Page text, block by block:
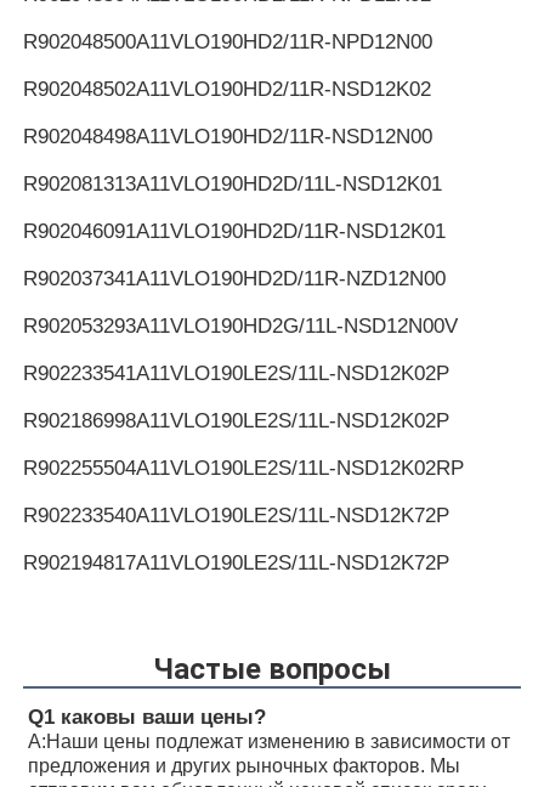
R902048500A11VLO190HD2/11R-NPD12N00
R902048502A11VLO190HD2/11R-NSD12K02
R902048498A11VLO190HD2/11R-NSD12N00
R902081313A11VLO190HD2D/11L-NSD12K01
R902046091A11VLO190HD2D/11R-NSD12K01
R902037341A11VLO190HD2D/11R-NZD12N00
R902053293A11VLO190HD2G/11L-NSD12N00V
R902233541A11VLO190LE2S/11L-NSD12K02P
R902186998A11VLO190LE2S/11L-NSD12K02P
R902255504A11VLO190LE2S/11L-NSD12K02RP
R902233540A11VLO190LE2S/11L-NSD12K72P
R902194817A11VLO190LE2S/11L-NSD12K72P
A11VLO190LE2S/11L-NTD12K02P
R902233884 A11VLO190LE2S/11L-NZD12K02H
R902106321A11VLO190LE2S/11L-NZD12K02H
Частые вопросы
Q1 каковы ваши цены?
А:Наши цены подлежат изменению в зависимости от
предложения и других рыночных факторов. Мы